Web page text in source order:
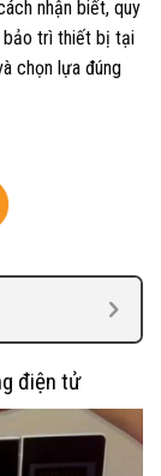
nhận biết, quy
bảo trì thiết bị tại
chọn lựa đúng
điện tử